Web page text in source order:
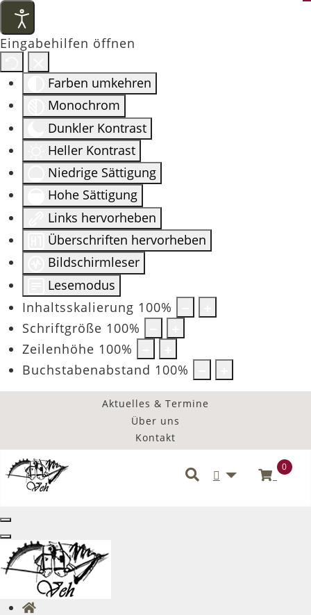
Eingabehilfen öffnen
Farben umkehren
Monochrom
Dunkler Kontrast
Heller Kontrast
Niedrige Sättigung
Hohe Sättigung
Links hervorheben
Überschriften hervorheben
Bildschirmleser
Lesemodus
Inhaltsskalierung 100%
Schriftgröße 100%
Zeilenhöhe 100%
Buchstabenabstand 100%
Aktuelles & Termine
Über uns
Kontakt
Benutzermenü
0